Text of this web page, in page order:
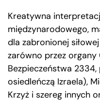
Kreatywna
międzynarodowego,
dla zabronionej
zarówno przez organy
Bezpieczeństwa
osiedleńczą Izraela),
Krzyż i szereg innych